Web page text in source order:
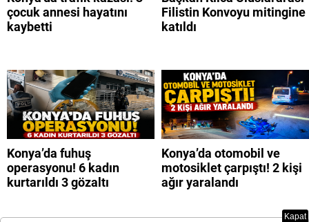
çocuk annesi hayatını
kaybetti
Filistin Konvoyu mitingine
katıldı
Konya’da fuhuş
operasyonu! 6 kadın
kurtarıldı 3 gözaltı
Konya’da otomobil ve
motosiklet çarpıştı! 2 kişi
ağır yaralandı
Kapat